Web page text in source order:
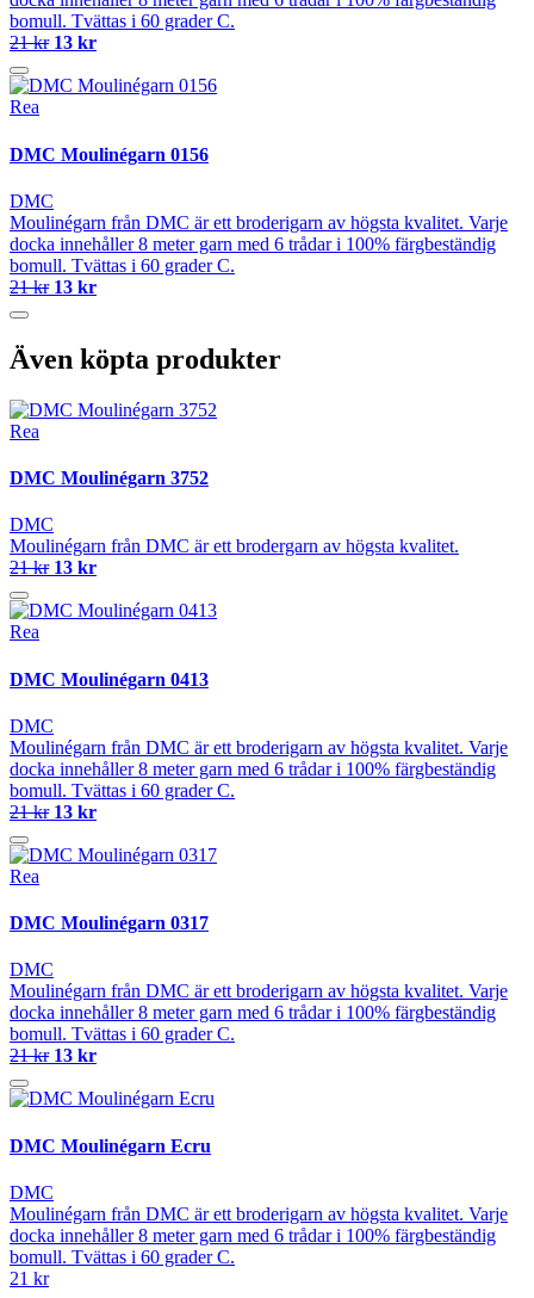
bomull. Tvättas i 60 grader C.
21 kr 13 kr
Rea
DMC Moulinégarn 0156
DMC
Moulinégarn från DMC är ett broderigarn av högsta kvalitet. Varje
docka innehåller 8 meter garn med 6 trådar i 100% färgbeständig
bomull. Tvättas i 60 grader C.
21 kr 13 kr
Även köpta produkter
Rea
DMC Moulinégarn 3752
DMC
Moulinégarn från DMC är ett brodergarn av högsta kvalitet.
21 kr 13 kr
Rea
DMC Moulinégarn 0413
DMC
Moulinégarn från DMC är ett broderigarn av högsta kvalitet. Varje
docka innehåller 8 meter garn med 6 trådar i 100% färgbeständig
bomull. Tvättas i 60 grader C.
21 kr 13 kr
Rea
DMC Moulinégarn 0317
DMC
Moulinégarn från DMC är ett broderigarn av högsta kvalitet. Varje
docka innehåller 8 meter garn med 6 trådar i 100% färgbeständig
bomull. Tvättas i 60 grader C.
21 kr 13 kr
DMC Moulinégarn Ecru
DMC
Moulinégarn från DMC är ett broderigarn av högsta kvalitet. Varje
docka innehåller 8 meter garn med 6 trådar i 100% färgbeständig
bomull. Tvättas i 60 grader C.
21 kr